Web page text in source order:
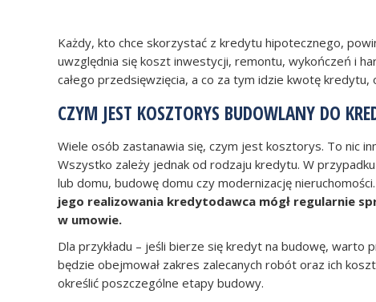
Każdy, kto chce skorzystać z kredytu hipotecznego,
uwzględnia się koszt inwestycji, remontu, wykończeń i
całego przedsięwzięcia, a co za tym idzie kwotę
CZYM JEST KOSZTORYS BUDOWLANY DO
Wiele osób zastanawia się, czym jest kosztorys. To nic
Wszystko zależy jednak od rodzaju kredytu. W
lub domu, budowę domu czy modernizację nieruchomości.
jego realizowania kredytodawca mógł regularnie
w umowie.
Dla przykładu – jeśli bierze się kredyt na budowę,
będzie obejmował zakres zalecanych robót oraz ich
określić poszczególne etapy budowy.